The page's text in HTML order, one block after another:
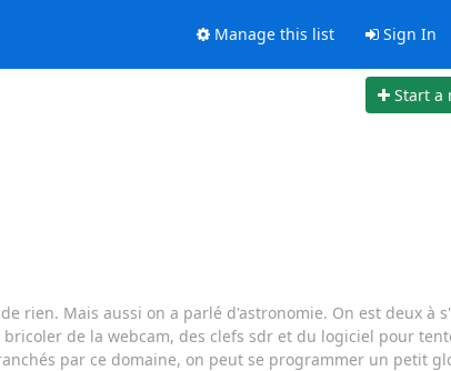
Manage this list Sign In
Start a
rien. Mais aussi on a parlé d'astronomie. On est deux à
de la webcam, des clefs sdr et du logiciel pour
par ce domaine, on peut se programmer un petit